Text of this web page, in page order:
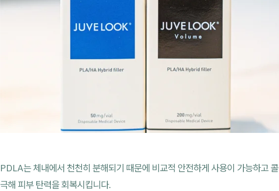
PDLA는 체내에서 천천히 분해되기 때문에 비교적 안전하게 사용이 가능하고
극해 피부 탄력을 회복시킵니다.